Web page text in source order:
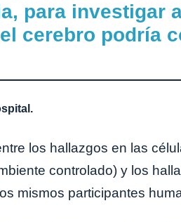
para investigar
cerebro podría
los hallazgos en las
controlado) y los
mismos participantes